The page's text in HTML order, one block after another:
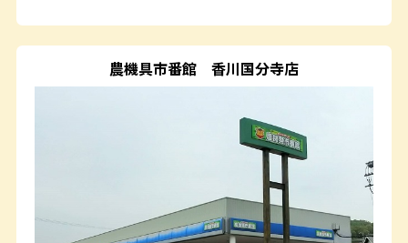
農機具市番館 香川国分寺店